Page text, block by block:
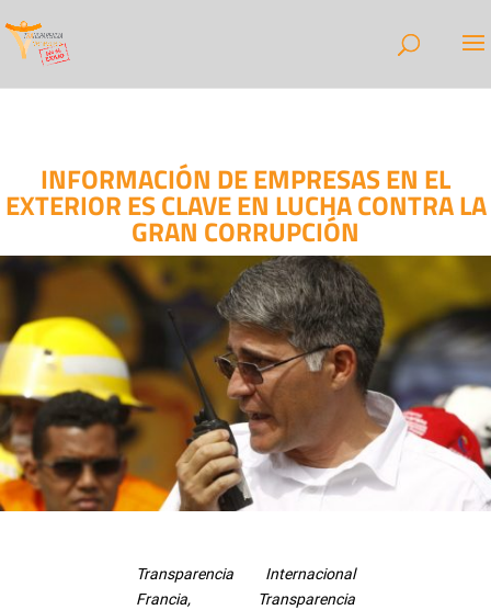
INFORMACIÓN DE EMPRESAS EN EL
EXTERIOR ES CLAVE EN LUCHA CONTRA LA
GRAN CORRUPCIÓN
Transparencia Internacional
Francia, Transparencia